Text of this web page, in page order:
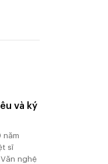
và ký
năm
sĩ
Văn nghệ